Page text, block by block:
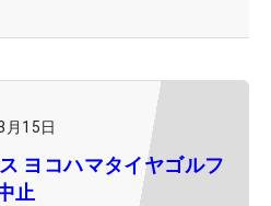
月15日
ヨコハマタイヤゴルフ
止